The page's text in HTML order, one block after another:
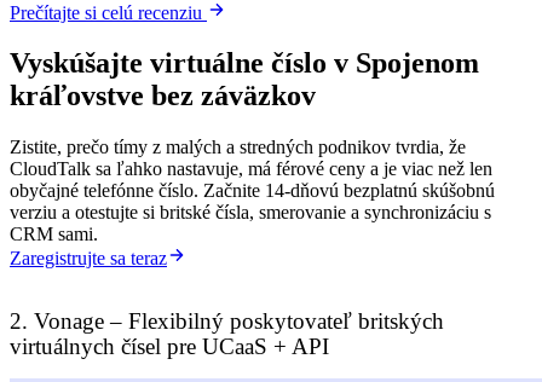
Prečítajte si celú recenziu
Vyskúšajte virtuálne číslo v Spojenom
kráľovstve bez záväzkov
Zistite, prečo tímy z malých a stredných podnikov tvrdia, že
CloudTalk sa ľahko nastavuje, má férové ceny a je viac než len
obyčajné telefónne číslo. Začnite 14-dňovú bezplatnú skúšobnú
verziu a otestujte si britské čísla, smerovanie a synchronizáciu s
CRM sami.
Zaregistrujte sa teraz
2. Vonage – Flexibilný poskytovateľ britských
virtuálnych čísel pre UCaaS + API